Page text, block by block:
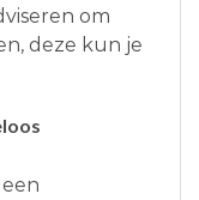
om
deze kun je